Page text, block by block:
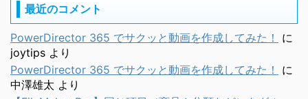
最近のコメント
PowerDirector 365 でサクッと動画を作成してみた！
に
joytips より
PowerDirector 365 でサクッと動画を作成してみた！
に
中澤雄太 より